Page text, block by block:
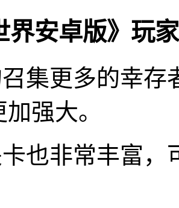
界安卓版》玩
集更多的幸
强大。
也非常丰富